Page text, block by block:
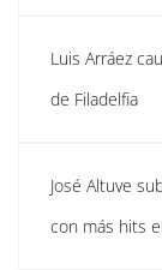
Luis Arráez
de Filadelfia
José Altuve
con más hits